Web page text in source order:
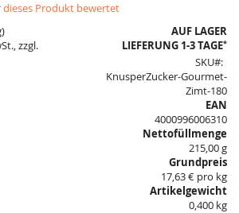
dieses Produkt bewertet
zzgl.
AUF LAGER
LIEFERUNG 1-3 TAGE*
SKU
KnusperZucker-Gourmet-
Zimt-180
EAN
4000996006310
Nettofüllmenge
215,00 g
Grundpreis
17,63 € pro kg
Artikelgewicht
0,400 kg